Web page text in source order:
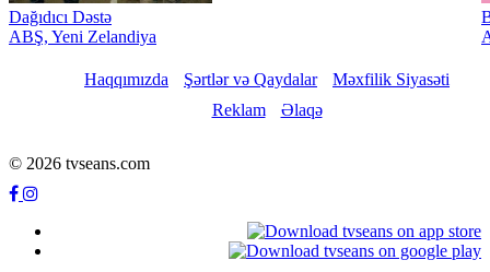
Dağıdıcı Dəstə
ABŞ, Yeni Zelandiya
Haqqımızda Şərtlər və Qaydalar
Məxfilik Siyasəti
Reklam
Əlaqə
© 2026 tvseans.com